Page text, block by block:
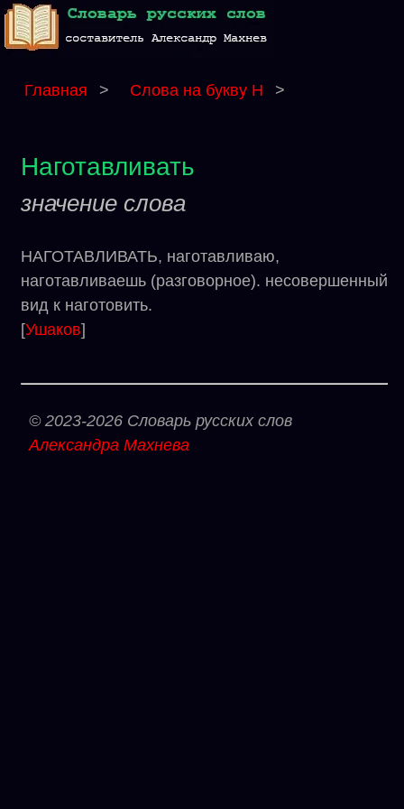
Главная > Слова на букву Н >
Наготавливать
значение слова
НАГОТАВЛИВАТЬ, наготавливаю,
наготавливаешь (разговорное). несовершенный
вид к наготовить.
[Ушаков]
© 2023-2026 Словарь русских слов
Александра Махнева